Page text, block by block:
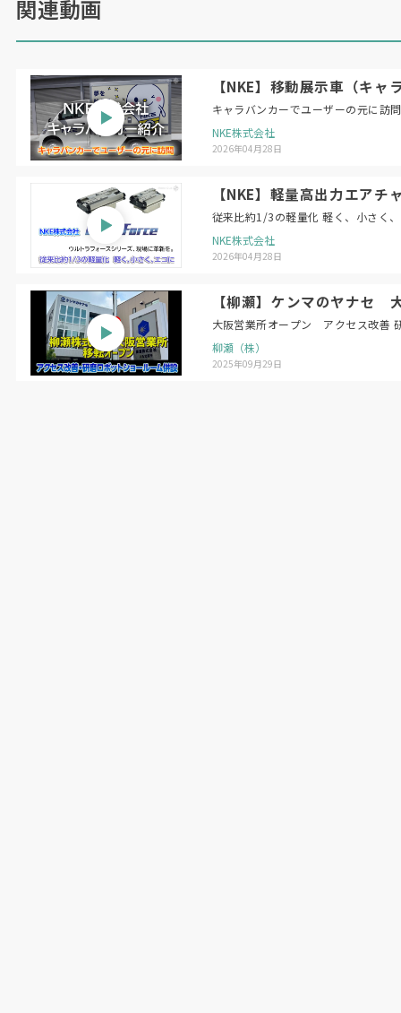
関連動画
【NKE】移動展示車（キ
キャラバンカーでユーザーの元に訪問
NKE株式会社
2026年04月28日
【NKE】軽量高出力エア
従来比約1/3の軽量化 軽く、小さく
NKE株式会社
2026年04月28日
【柳瀬】ケンマのヤナセ
大阪営業所オープン アクセス改善
柳瀬（株）
2025年09月29日